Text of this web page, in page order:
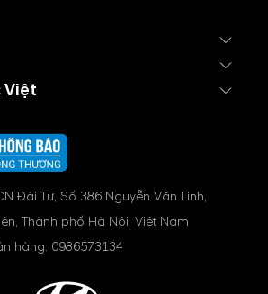
Việt
Đài Tư, Số 386 Nguyễn Văn Linh,
Thành phố Hà Nội, Việt Nam
hàng: 0986573134